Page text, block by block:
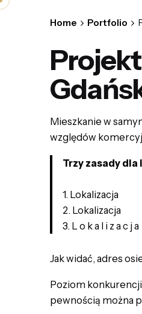
Skip
Home Portfolio
Mieszkanie w
względów
Trzy zasady
1. Lokalizacja
2. Lokalizacja
3. L o k a l i z a c j a
Jak widać, adres
Poziom
pewnością można